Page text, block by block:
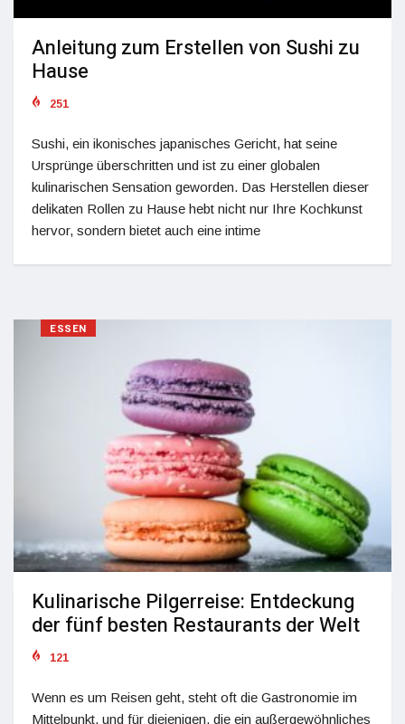
Anleitung zum Erstellen von Sushi zu
Hause
251
Sushi, ein ikonisches japanisches Gericht, hat seine
Ursprünge überschritten und ist zu einer globalen
kulinarischen Sensation geworden. Das Herstellen dieser
delikaten Rollen zu Hause hebt nicht nur Ihre Kochkunst
hervor, sondern bietet auch eine intime
ESSEN
Kulinarische Pilgerreise: Entdeckung
der fünf besten Restaurants der Welt
121
Wenn es um Reisen geht, steht oft die Gastronomie im
Mittelpunkt, und für diejenigen, die ein außergewöhnliches